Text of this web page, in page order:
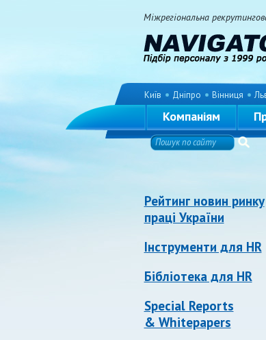
Міжрегіональна
Київ Дніпро Вінниця
Компаніям
Рейтинг новин ринку
праці України
Інструменти для HR
Бібліотека для HR
Special Reports
& Whitepapers